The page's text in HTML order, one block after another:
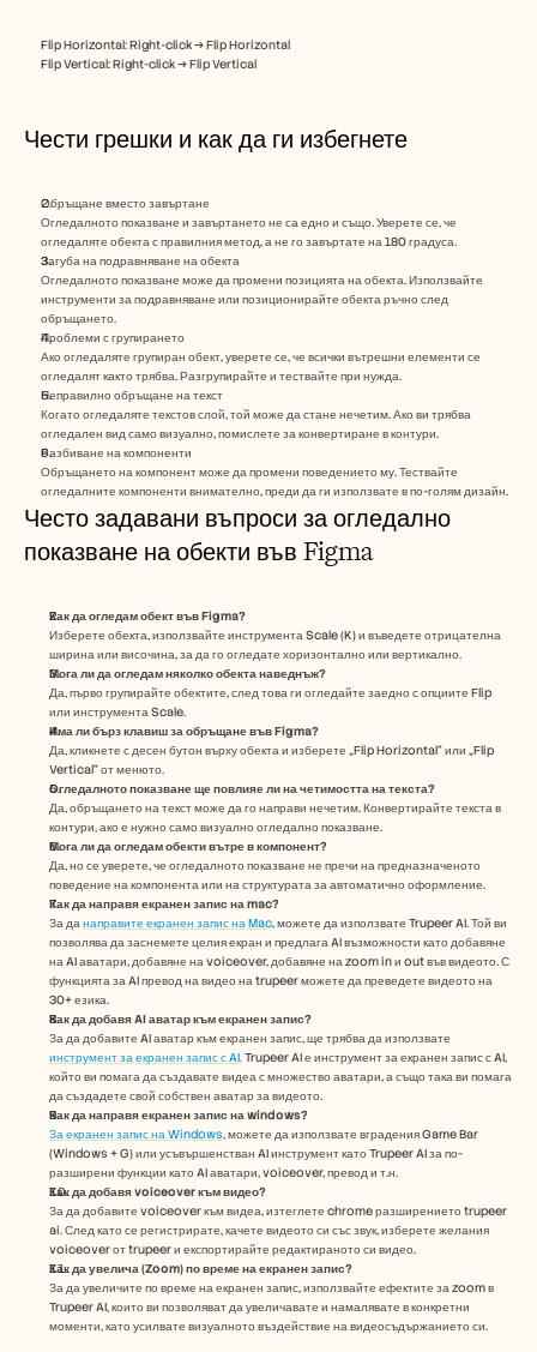
Flip Horizontal: Right-click → Flip Horizontal
Flip Vertical: Right-click → Flip Vertical
Чести грешки и как да ги избегнете
Обръщане вместо завъртане
Огледалното показване и завъртането не са едно и също. Уверете се, че
огледаляте обекта с правилния метод, а не го завъртате на 180 градуса.
Загуба на подравняване на обекта
Огледалното показване може да промени позицията на обекта. Използвайте
инструменти за подравняване или позиционирайте обекта ръчно след
обръщането.
Проблеми с групирането
Ако огледаляте групиран обект, уверете се, че всички вътрешни елементи се
огледалят както трябва. Разгрупирайте и тествайте при нужда.
Неправилно обръщане на текст
Когато огледаляте текстов слой, той може да стане нечетим. Ако ви трябва
огледален вид само визуално, помислете за конвертиране в контури.
Разбиване на компоненти
Обръщането на компонент може да промени поведението му. Тествайте
огледалните компоненти внимателно, преди да ги използвате в по-голям дизайн.
Често задавани въпроси за огледално
показване на обекти във Figma
Как да огледам обект във Figma?
Изберете обекта, използвайте инструмента Scale (K) и въведете отрицателна
ширина или височина, за да го огледате хоризонтално или вертикално.
Мога ли да огледам няколко обекта наведнъж?
Да, първо групирайте обектите, след това ги огледайте заедно с опциите Flip
или инструмента Scale.
Има ли бърз клавиш за обръщане във Figma?
Да, кликнете с десен бутон върху обекта и изберете „Flip Horizontal“ или „Flip
Vertical“ от менюто.
Огледалното показване ще повлияе ли на четимостта на текста?
Да, обръщането на текст може да го направи нечетим. Конвертирайте текста в
контури, ако е нужно само визуално огледално показване.
Мога ли да огледам обекти вътре в компонент?
Да, но се уверете, че огледалното показване не пречи на предназначеното
поведение на компонента или на структурата за автоматично оформление.
Как да направя екранен запис на mac?
За да направите екранен запис на Mac, можете да използвате Trupeer AI. Той ви
позволява да заснемете целия екран и предлага AI възможности като добавяне
на AI аватари, добавяне на voiceover, добавяне на zoom in и out във видеото. С
функцията за AI превод на видео на trupeer можете да преведете видеото на
30+ езика.
Как да добавя AI аватар към екранен запис?
инструмент за екранен запис с AI. Trupeer AI е инструмент за екранен запис с AI,
който ви помага да създавате видеа с множество аватари, а също така ви помага
да създадете свой собствен аватар за видеото.
Как да направя екранен запис на windows?
За екранен запис на Windows, можете да използвате вградения Game Bar
(Windows + G) или усъвършенстван AI инструмент като Trupeer AI за по-
разширени функции като AI аватари, voiceover, превод и т.н.
Как да добавя voiceover към видео?
За да добавите voiceover към видеа, изтеглете chrome разширението trupeer
ai. След като се регистрирате, качете видеото си със звук, изберете желания
voiceover от trupeer и експортирайте редактираното си видео.
Как да увелича (Zoom) по време на екранен запис?
За да увеличите по време на екранен запис, използвайте ефектите за zoom в
Trupeer AI, които ви позволяват да увеличавате и намалявате в конкретни
моменти, като усилвате визуалното въздействие на видеосъдържанието си.